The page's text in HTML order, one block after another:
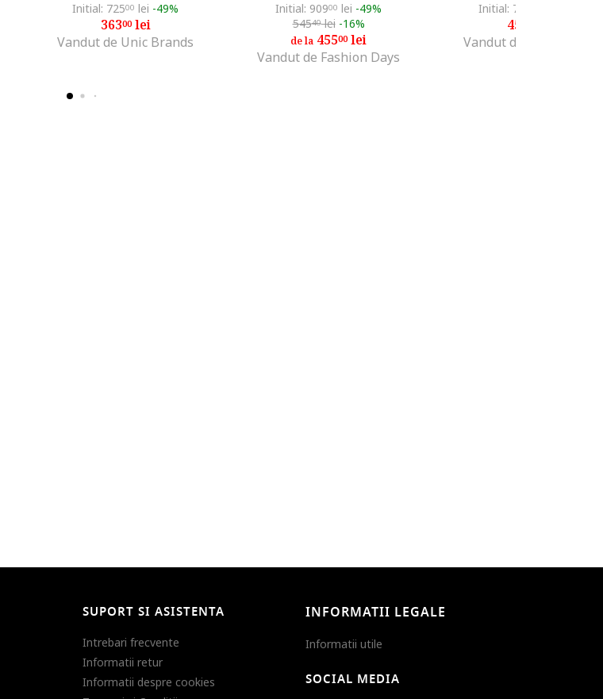
Initial: 72500 lei -49%
36300lei
Vandut de Unic Brands
Initial: 90900 lei -49%
54540lei -16%
de la 45500lei
Vandut de Fashion Days
Initial: 750
450
Vandut de Unic Brands
SUPORT SI ASISTENTA
Intrebari frecvente
Informatii retur
Informatii despre cookies
INFORMATII LEGALE
Informatii utile
SOCIAL MEDIA